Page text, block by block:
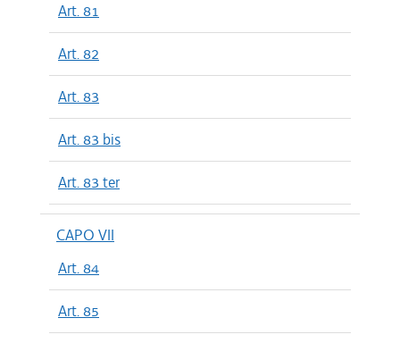
Art. 81
Art. 82
Art. 83
Art. 83 bis
Art. 83 ter
CAPO VII
Art. 84
Art. 85